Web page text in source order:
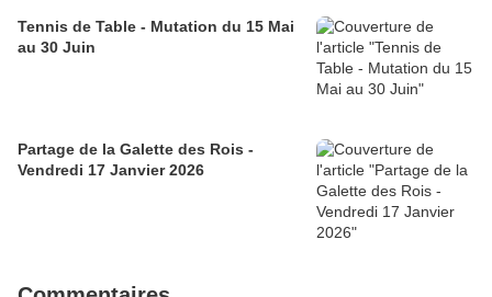
Tennis de Table - Mutation du 15 Mai
au 30 Juin
Partage de la Galette des Rois -
Vendredi 17 Janvier 2026